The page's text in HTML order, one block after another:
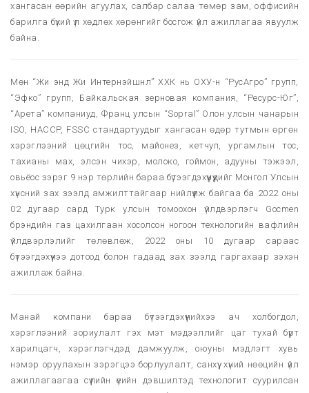
хангасан өөрийн агуулах, салбар салаа төмөр зам, оффисийн
барилга бүхий үл хөдлөх хөрөнгийг босгож үйл ажиллагаа явуулж
байна.
Мөн “Жи энд Жи Интернэйшнл” ХХК нь ОХУ-н “РусАгро” групп,
“Эфко” групп, Байкальская зерновая компания, “Ресурс-Юг”,
“Арета” компаниуд, Франц улсын “Sopral” Олон улсын чанарын
ISO, HACCP, FSSC стандартуудыг хангасан өдөр тутмын өргөн
хэрэглээний цөцгийн тос, майонез, кетчуп, ургамлын тос,
тахианы мах, элсэн чихэр, молоко, гоймон, адууны тэжээл,
овьёос зэрэг 9 нэр төрлийн бараа бүтээгдэхүүнүүдийг Монгол Улсын
хүнсний зах зээлд амжилттайгаар нийлүүлж байгаа ба 2022 оны
02 дугаар сард Турк улсын томоохон үйлдвэрлэгч Gocmen
брэндийн газ цахилгаан хосолсон ногоон технологийн вафлийн
үйлдвэрлэлийг төлөвлөж, 2022 оны 10 дугаар сараас
бүтээгдэхүүнээ дотоод болон гадаад зах зээлд гаргахаар зэхэн
ажиллаж байна.
Манай компани бараа бүтээгдэхүүнийхээ ач холбогдол,
хэрэглээний зориулалт гэх мэт мэдээллийг цаг тухай бүрт
харилцагч, хэрэглэгчдэд дамжуулж, оюуны мэдлэгт хувь
нэмэр оруулахын зэрэгцээ борлуулалт, санхүү, хүний нөөцийн үйл
ажиллагаагаа сүүлийн үеийн дэвшилтэд технологит суурилсан